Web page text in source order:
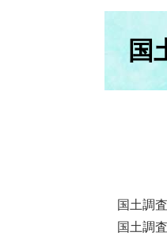
国
国土調査
国土調査